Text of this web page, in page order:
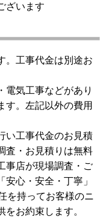
ざいます
。工事代金は別途お
電気工事などがあり
す。左記以外の費用
い工事代金のお見積
査・お見積りは無料
事店が現場調査・ご
心・安全・丁寧」
を持ってお客様のニ
お約束します。